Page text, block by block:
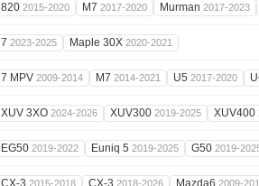
820 2015-2020 M7 2017-2020 Murman 2017-2023
7 2023-2025 Maple 30X 2020-2021
7 MPV 2009-2014 M7 2014-2021 U5 2017-2020
XUV 3XO 2024-2026 XUV300 2019-2025 XUV400
EG50 2019-2022 Euniq 5 2019-2025 G50 2019-
CX-3 2015-2018 CX-3 2018-2026 Mazda6 2009-